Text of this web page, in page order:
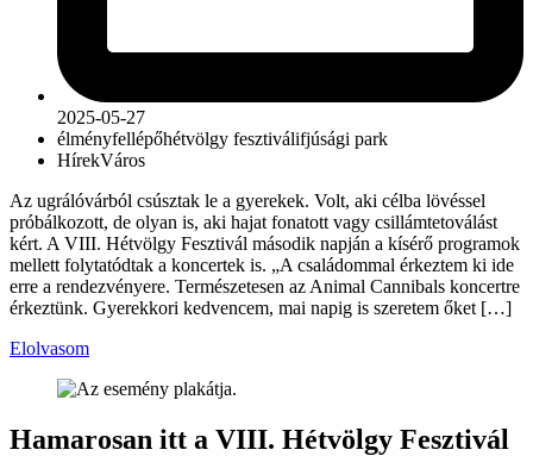
2025-05-27
élményfellépőhétvölgy fesztiválifjúsági park
HírekVáros
Az ugrálóvárból csúsztak le a gyerekek. Volt, aki célba lövéssel
próbálkozott, de olyan is, aki hajat fonatott vagy csillámtetoválást
kért. A VIII. Hétvölgy Fesztivál második napján a kísérő programok
mellett folytatódtak a koncertek is. „A családommal érkeztem ki ide
erre a rendezvényere. Természetesen az Animal Cannibals koncertre
érkeztünk. Gyerekkori kedvencem, mai napig is szeretem őket […]
Elolvasom
Hamarosan itt a VIII. Hétvölgy Fesztivál